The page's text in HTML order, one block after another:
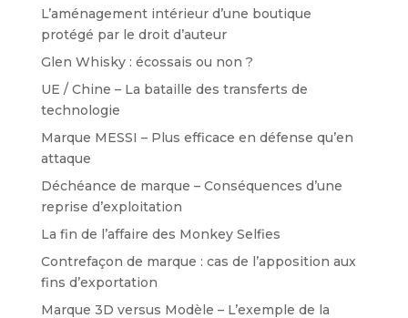
L’aménagement intérieur d’une boutique
protégé par le droit d’auteur
Glen Whisky : écossais ou non ?
UE / Chine – La bataille des transferts de
technologie
Marque MESSI – Plus efficace en défense qu’en
attaque
Déchéance de marque – Conséquences d’une
reprise d’exploitation
La fin de l’affaire des Monkey Selfies
Contrefaçon de marque : cas de l’apposition aux
fins d’exportation
Marque 3D versus Modèle – L’exemple de la